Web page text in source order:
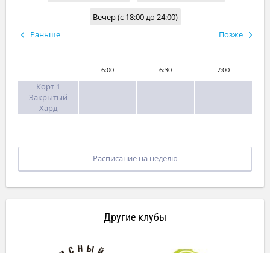
Вечер (с 18:00 до 24:00)
Раньше
Позже
6:00 6:30 7:00
Корт 1
Закрытый
Хард
Расписание на неделю
Другие клубы